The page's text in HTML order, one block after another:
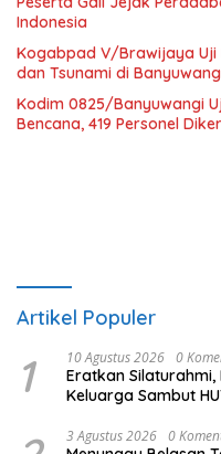
Indonesia
Kogabpad V/Brawijaya Uji
dan Tsunami di
Kodim 0825/Banyuwangi
Bencana, 419 Personel
Artikel Populer
1 10 Agustus 2026 0
Eratkan Silaturahmi,
Keluarga Sambut
3 Agustus 2026 0